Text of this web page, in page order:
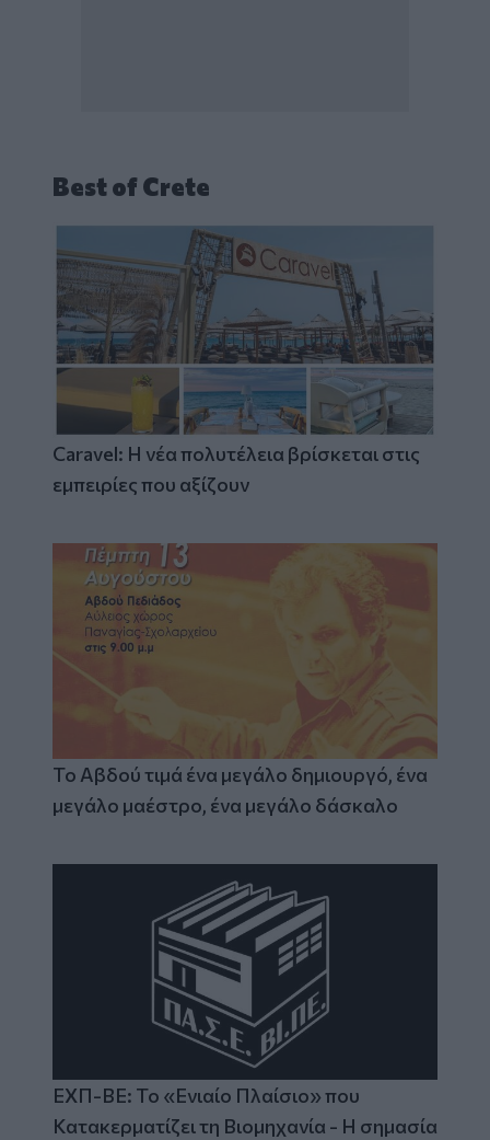
Best of Crete
Caravel: Η νέα πολυτέλεια βρίσκεται στις
εμπειρίες που αξίζουν
Το Αβδού τιμά ένα μεγάλο δημιουργό, ένα
μεγάλο μαέστρο, ένα μεγάλο δάσκαλο
ΕΧΠ-ΒΕ: Το «Ενιαίο Πλαίσιο» που
Κατακερματίζει τη Βιομηχανία - Η σημασία